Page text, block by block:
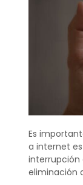
Es
a internet
interrupción
eliminación